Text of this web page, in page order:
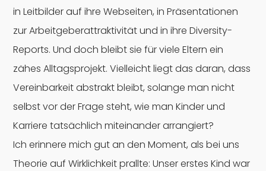
in Leitbilder auf ihre Webseiten, in Präsentationen
zur Arbeitgeberattraktivität und in ihre Diversity-
Reports. Und doch bleibt sie für viele Eltern ein
zähes Alltagsprojekt. Vielleicht liegt das daran, dass
Vereinbarkeit abstrakt bleibt, solange man nicht
selbst vor der Frage steht, wie man Kinder und
Karriere tatsächlich miteinander arrangiert?
Ich erinnere mich gut an den Moment, als bei uns
Theorie auf Wirklichkeit prallte: Unser erstes Kind war